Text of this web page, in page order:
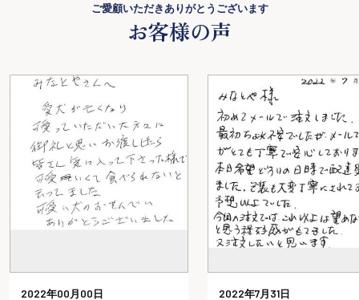
ご愛顧いただきありがとうございます
お客様の声
2022年00月00日
2022年7月31日